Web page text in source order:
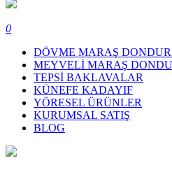
0
DÖVME MARAŞ
MEYVELİ MARAŞ
TEPSİ BAKLAVALAR
KÜNEFE KADAYIF
YÖRESEL ÜRÜNLER
KURUMSAL SATIŞ
BLOG